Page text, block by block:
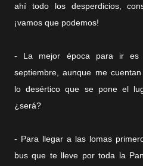
ahí todo los desperdicios,
¡vamos que podemos!
- La mejor época para ir es
septiembre, aunque me
lo desértico que se pone el
¿será?
- Para llegar a las lomas
bus que te lleve por toda la